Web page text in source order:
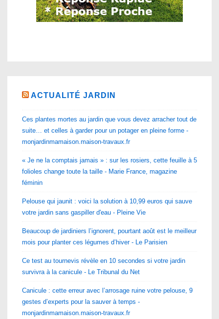
ACTUALITÉ JARDIN
Ces plantes mortes au jardin que vous devez arracher tout de
suite… et celles à garder pour un potager en pleine forme -
monjardinmamaison.maison-travaux.fr
« Je ne la comptais jamais » : sur les rosiers, cette feuille à 5
folioles change toute la taille - Marie France, magazine
féminin
Pelouse qui jaunit : voici la solution à 10,99 euros qui sauve
votre jardin sans gaspiller d'eau - Pleine Vie
Beaucoup de jardiniers l’ignorent, pourtant août est le meilleur
mois pour planter ces légumes d’hiver - Le Parisien
Ce test au tournevis révèle en 10 secondes si votre jardin
survivra à la canicule - Le Tribunal du Net
Canicule : cette erreur avec l’arrosage ruine votre pelouse, 9
gestes d’experts pour la sauver à temps -
monjardinmamaison.maison-travaux.fr